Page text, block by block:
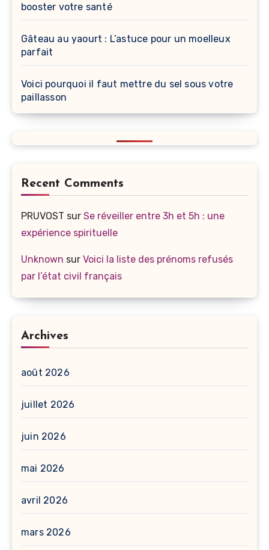
booster votre santé
Gâteau au yaourt : L’astuce pour un moelleux
parfait
Voici pourquoi il faut mettre du sel sous votre
paillasson
Recent Comments
PRUVOST sur Se réveiller entre 3h et 5h : une
expérience spirituelle
Unknown sur Voici la liste des prénoms refusés
par l’état civil français
Archives
août 2026
juillet 2026
juin 2026
mai 2026
avril 2026
mars 2026